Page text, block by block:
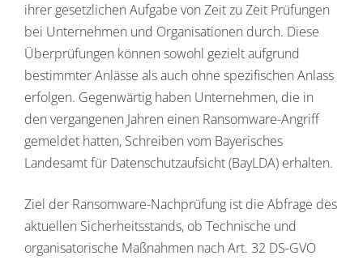
ihrer gesetzlichen Aufgabe von Zeit zu Zeit Prüfungen
bei Unternehmen und Organisationen durch. Diese
Überprüfungen können sowohl gezielt aufgrund
bestimmter Anlässe als auch ohne spezifischen Anlass
erfolgen. Gegenwärtig haben Unternehmen, die in
den vergangenen Jahren einen Ransomware-Angriff
gemeldet hatten, Schreiben vom Bayerisches
Landesamt für Datenschutzaufsicht (BayLDA) erhalten.
Ziel der Ransomware-Nachprüfung ist die Abfrage des
aktuellen Sicherheitsstands, ob Technische und
organisatorische Maßnahmen nach Art. 32 DS-GVO